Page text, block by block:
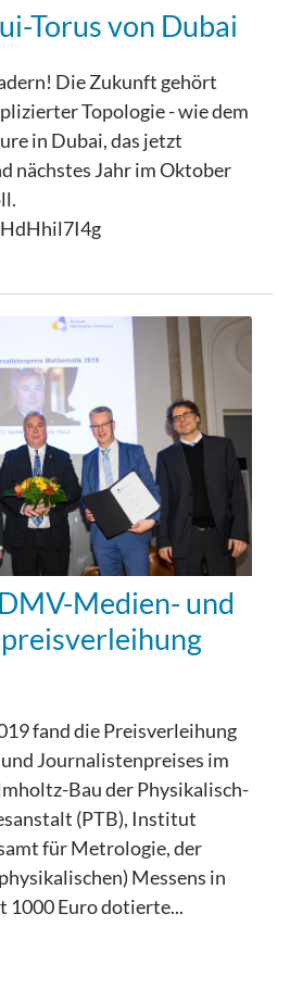
Torus von Dubai
Die Zukunft gehört
Topologie - wie dem
in Dubai, das jetzt
nächstes Jahr im Oktober
Medien- und
fand die Preisverleihung
Journalistenpreises im
Bau der Physikalisch-
(PTB), Institut
für Metrologie, der
Messens in
Euro dotierte...